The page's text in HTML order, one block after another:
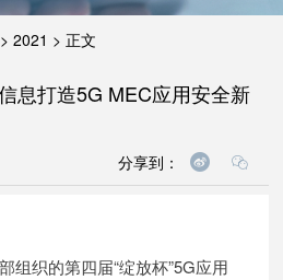
>2021 >正文
息打造5G MEC应用安全新
分享到：
组织的第四届“绽放杯”5G应用